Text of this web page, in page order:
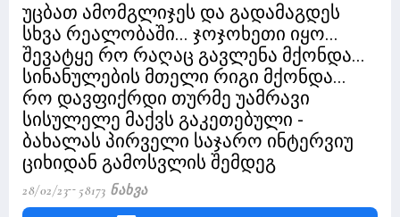
უცბათ ამომგლიჯეს და გადამაგდეს
სხვა რეალობაში... ჯოჯოხეთი იყო...
შევატყე რო რაღაც გავლენა მქონდა...
სინანულების მთელი რიგი მქონდა...
რო დავფიქრდი თურმე უამრავი
სისულელე მაქვს გაკეთებული -
ბახალას პირველი საჯარო ინტერვიუ
ციხიდან გამოსვლის შემდეგ
28/02/23 58173 Ნახვა